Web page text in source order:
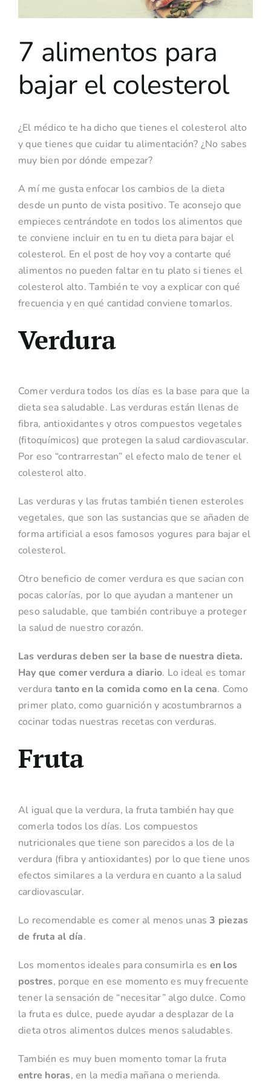
7 alimentos para
bajar el colesterol
¿El médico te ha dicho que tienes el colesterol alto
y que tienes que cuidar tu alimentación? ¿No sabes
muy bien por dónde empezar?
A mí me gusta enfocar los cambios de la dieta
desde un punto de vista positivo. Te aconsejo que
empieces centrándote en todos los alimentos que
te conviene incluir en tu en tu dieta para bajar el
colesterol. En el post de hoy voy a contarte qué
alimentos no pueden faltar en tu plato si tienes el
colesterol alto. También te voy a explicar con qué
frecuencia y en qué cantidad conviene tomarlos.
Verdura
Comer verdura todos los días es la base para que la
dieta sea saludable. Las verduras están llenas de
fibra, antioxidantes y otros compuestos vegetales
(fitoquímicos) que protegen la salud cardiovascular.
Por eso “contrarrestan” el efecto malo de tener el
colesterol alto.
Las verduras y las frutas también tienen esteroles
vegetales, que son las sustancias que se añaden de
forma artificial a esos famosos yogures para bajar el
colesterol.
Otro beneficio de comer verdura es que sacian con
pocas calorías, por lo que ayudan a mantener un
peso saludable, que también contribuye a proteger
la salud de nuestro corazón.
Las verduras deben ser la base de nuestra dieta.
Hay que comer verdura a diario. Lo ideal es tomar
verdura tanto en la comida como en la cena. Como
primer plato, como guarnición y acostumbrarnos a
cocinar todas nuestras recetas con verduras.
Fruta
Al igual que la verdura, la fruta también hay que
comerla todos los días. Los compuestos
nutricionales que tiene son parecidos a los de la
verdura (fibra y antioxidantes) por lo que tiene unos
efectos similares a la verdura en cuanto a la salud
cardiovascular.
Lo recomendable es comer al menos unas3 piezas
de fruta al día.
Los momentos ideales para consumirla es en los
postres, porque en ese momento es muy frecuente
tener la sensación de “necesitar” algo dulce. Como
la fruta es dulce, puede ayudar a desplazar de la
dieta otros alimentos dulces menos saludables.
También es muy buen momento tomar la fruta
entre horas, en la media mañana o merienda.